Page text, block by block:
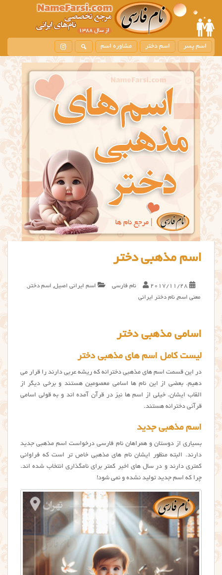
m
i
c
n
t
اسم پسر اسم دختر مشاوره اسم
اسم مذهبی دختر
2017/11/28 نام فارسی اسم ایرانی اصیل, اسم دختر ,
معنی اسم, نام دختر ایرانی
اسامی مذهبی دختر
لیست کامل اسم های مذهبی دختر
در این قسمت اسم های مذهبی دخترانه که ریشه عربی دارند را قرار می
دهیم. بعضی از این نام ها اسامی معصومین هستند و برخی دیگر از
القاب ایشان. خیلی از اسم ها نیز در قرآن آمده اند و به قولی اسامی
قرآنی دخترانه هستند.
اسم مذهبی جدید
بسیاری از دوستان و همراهان نام فارسی درخواست اسم مذهبی جدید
دارند. البته منظور ایشان نام های مذهبی خاص تر است که فراوانی
کمتری دارند و در سال های اخیر کمتر برای نامگذاری انتخاب شده اند.
چرا که اسم جدید تولید نشده و نمی شود!